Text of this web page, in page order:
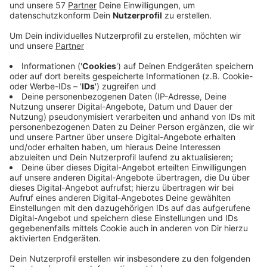
Schutzverordnung angeboten werden. Anfang Mai
können die Kinder und Jugendlichen dafür
angemeldet werden.
Ausführliche Informationen über die Angebote
können dem Programmheft entnommen werden;
das Programmheft steht auch ab 12.04.2021auf
der Homepage der Stadt HerzogenrathHIERzum
Download bereit.
Darüber hinaus steht Ihnen für Informationen und
bei Rückfragen der Jugendpfleger Matthias
Michels unter der Telefonnummer: 0170/92 40 573
oder per Mail unter:
matthias.michels@herzogenrath.de gerne zur
Verfügung.